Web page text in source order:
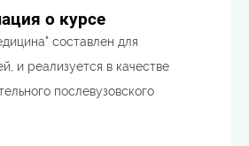
о курсе
составлен для
и реализуется в качестве
послевузовского